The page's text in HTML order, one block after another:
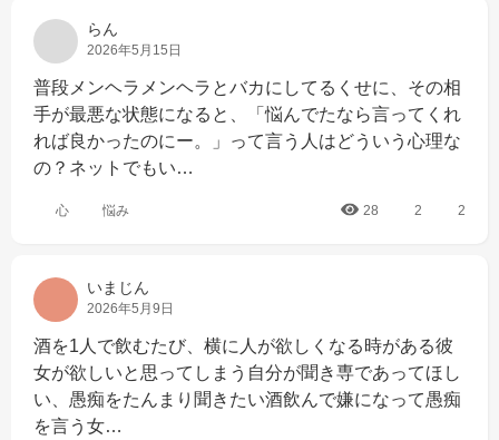
らん
2026年5月15日
普段メンヘラメンヘラとバカにしてるくせに、その相
手が最悪な状態になると、「悩んでたなら言ってくれ
れば良かったのにー。」って言う人はどういう心理な
の？ネットでもい…
心 悩み 28 2 2
いまじん
2026年5月9日
酒を1人で飲むたび、横に人が欲しくなる時がある彼
女が欲しいと思ってしまう自分が聞き専であってほし
い、愚痴をたんまり聞きたい酒飲んで嫌になって愚痴
を言う女…